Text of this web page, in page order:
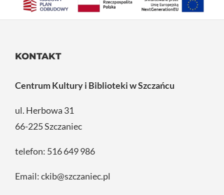
KONTAKT
Centrum Kultury i Biblioteki w Szczańcu
ul. Herbowa 31
66-225 Szczaniec
telefon: 516 649 986
Email:ckib@szczaniec.pl